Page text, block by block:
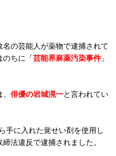
の芸能人が薬物で逮捕されて
のちに「芸能界麻薬汚染事件」
俳優の岩城滉一と言われてい
手に入れた覚せい剤を使用し
法違反で逮捕されました。